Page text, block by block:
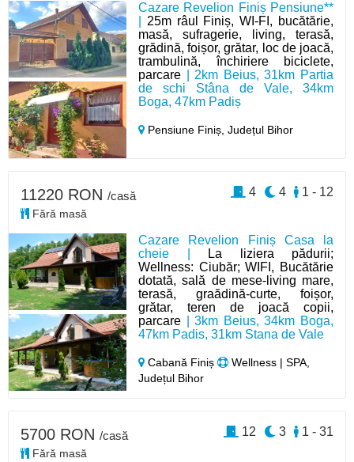
Cazare Revelion Finiș Pensiune**
25m râul Finiș, WI-FI, bucătărie,
masă, sufragerie, living, terasă,
grădină, foișor, grătar, loc de joacă,
trambulină, închiriere biciclete,
parcare | 2km Beius, 31km Partia
de schi Stâna de Vale, 34km
Boga, 47km Padiș
Pensiune Finiș,Județul Bihor
Cazare Revelion Finiș Casa la
cheie |
La liziera pădurii;
Wellness: Ciubăr; WIFI, Bucătărie
dotată, sală de mese-living mare,
terasă, graădină-curte, foișor,
grătar, teren de joacă copii,
parcare | 3km Beius, 34km Boga,
47km Padis, 31km Stana de Vale
Cabană Finiș
Wellness | SPA,
Județul Bihor
11220 RON /casă
Fără masă
1 - 12
4
4
5700 RON /casă
Fără masă
1 - 31
3
12